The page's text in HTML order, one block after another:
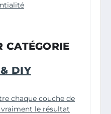
CATÉGORIE
DIY
chaque couche de
le résultat